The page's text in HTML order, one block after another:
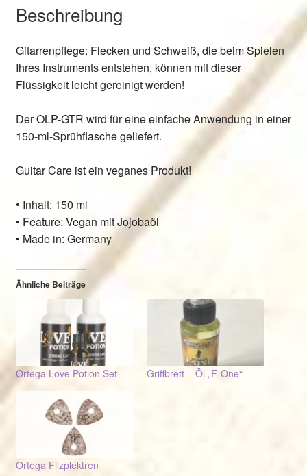
Beschreibung
Gitarrenpflege: Flecken und Schweiß, die beim Spielen
Ihres Instruments entstehen, können mit dieser
Flüssigkeit leicht gereinigt werden!
Der OLP-GTR wird für eine einfache Anwendung in einer
150-ml-Sprühflasche geliefert.
Guitar Care ist ein veganes Produkt!
• Inhalt: 150 ml
• Feature: Vegan mit Jojobaöl
• Made in: Germany
Ähnliche Beiträge
Ortega Love Potion Set Griffbrett – Öl „F-One“
Ortega Filzplektren